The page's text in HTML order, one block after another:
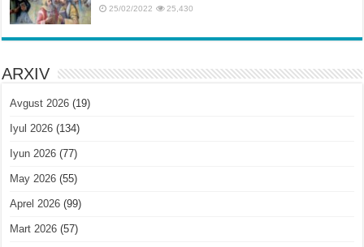
25/02/2022 25,430
ARXIV
Avgust 2026 (19)
Iyul 2026 (134)
Iyun 2026 (77)
May 2026 (55)
Aprel 2026 (99)
Mart 2026 (57)